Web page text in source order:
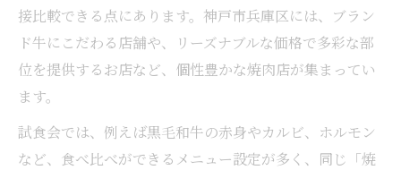
接比較できる点にあります。神戸市兵庫区には、ブラン
ド牛にこだわる店舗や、リーズナブルな価格で多彩な部
位を提供するお店など、個性豊かな焼肉店が集まってい
ます。
試食会では、例えば黒毛和牛の赤身やカルビ、ホルモン
など、食べ比べができるメニュー設定が多く、同じ「焼